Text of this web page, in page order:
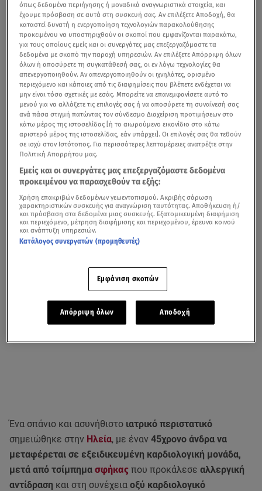
Ένα σπάνιο και ασυνήθιστο ιατρικό περιστατικό
σημειώθηκε στην Ηλεία, με έναν 45χρονο άνδρα να
μεταφέρεται σε εξειδικευμένη καρδιολογική μονάδα,
μετά από τσίμπημα σφήκας που προκάλεσε αλλεργική
αντίδραση και στη συνέχεια οξύ καρδιολογικό
όπως δεδομένα περιήγησης ή μοναδικά αναγνωριστικά στοιχεία, και
έχουμε πρόσβαση σε αυτά στη συσκευή σας. Αν επιλέξετε Αποδοχή, θα
καταστεί δυνατή η ενεργοποίηση τεχνολογιών παρακολούθησης
προκειμένου να υποστηριχθούν οι σκοποί που εμφανίζονται παρακάτω,
για τους οποίους εμείς και οι συνεργάτες μας επεξεργαζόμαστε τα
δεδομένα με σκοπό την παροχή υπηρεσιών. Αν επιλέξετε Απόρριψη όλων
όλων ή αποσύρετε τη συγκατάθεσή σας, οι εν λόγω τεχνολογίες θα
απενεργοποιηθούν. Αν απενεργοποιηθούν οι ιχνηλάτες, ορισμένο
περιεχόμενο και κάποιες από τις διαφημίσεις που βλέπετε ενδέχεται να
μην είναι τόσο σχετικές με εσάς. Μπορείτε να επανεμφανίσετε αυτό το
μενού για να αλλάξετε τις επιλογές σας ή να αποσύρετε τη συναίνεσή σας
ανά πάσα στιγμή πατώντας τον σύνδεσμο Διαχείριση προτιμήσεων στο
κάτω μέρος της ιστοσελίδας [ή το αιωρούμενο εικονίδιο στο κάτω
αριστερό μέρος της ιστοσελίδας, εάν υπάρχει]. Οι επιλογές σας θα τεθούν
σε ισχύ στον Ιστότοπος. Για περισσότερες λεπτομέρειες ανατρέξτε στην
Πολιτική Απορρήτου μας.
Εμείς και οι συνεργάτες μας επεξεργαζόμαστε δεδομένα
προκειμένου να παρασχεθούν τα εξής:
Χρήση επακριβών δεδομένων γεωεντοπισμού. Ακριβής σάρωση
χαρακτηριστικών συσκευής για αναγνώριση ταυτότητας. Αποθήκευση ή/
και πρόσβαση στα δεδομένα μιας συσκευής. Εξατομικευμένη διαφήμιση
και περιεχόμενο, μέτρηση διαφήμισης και περιεχομένου, έρευνα κοινού
και ανάπτυξη υπηρεσιών.
Κατάλογος συνεργατών (προμηθευτές)
Εμφάνιση σκοπών
Απόρριψη όλων Αποδοχή